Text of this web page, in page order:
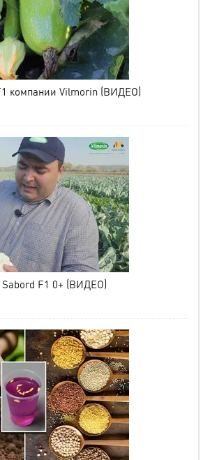
компании Vilmorin (ВИДЕО)
Sabord F1 0+ (ВИДЕО)